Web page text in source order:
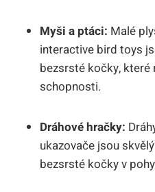
Myši a ptáci: Malé
interactive bird toys
bezsrsté kočky, které
schopnosti.
Dráhové hračky:
ukazovače jsou
bezsrsté kočky v